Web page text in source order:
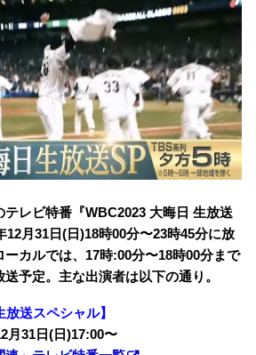
レビ特番『WBC2023 大晦日 生放送
12月31日(日)18時00分〜23時45分に放
カルでは、17時:00分〜18時00分まで
予定。主な出演者は以下の通り。
放送スペシャル】
月31日(日)17:00〜